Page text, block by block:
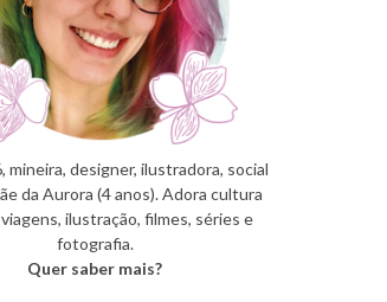
mineira, designer, ilustradora, social
da Aurora (4 anos). Adora cultura
ilustração, filmes, séries e
fotografia.
Quer saber mais?